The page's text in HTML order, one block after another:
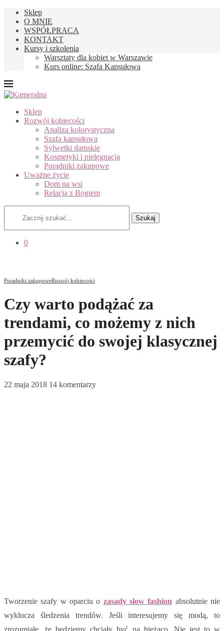
Sklep
O MNIE
WSPÓŁPRACA
KONTAKT
Kursy i szkolenia
Warsztaty dla kobiet w Warszawie
Kurs online: Szafa Kapsułowa
Sklep
Rozwój kobiecości
Analiza kolorystyczna
Szafa kapsułowa
Sylwetki damskie
Kosmetyki i pielęgnacja
Poradniki zakupowe
Uważne życie
Dom na wsi
Relacja z Bogiem
Szukaj
0
Poradniki zakupoweRozwój kobiecości
Czy warto podążać za
trendami, co możemy z nich
przemycić do swojej klasycznej
szafy?
22 maja 2018 14 komentarzy
Tworzenie szafy w oparciu o zasady slow fashion absolutnie nie
wyklucza śledzenia trendów. Jeśli interesujemy się modą, to
zrozumiałe, że będziemy chciały być na bieżąco. Nie jest to w